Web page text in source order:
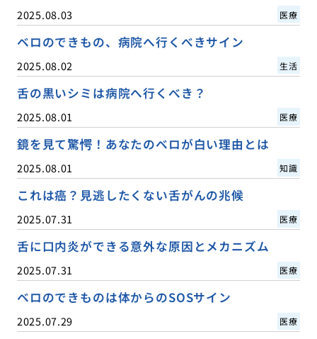
2025.08.03 医療
ベロのできもの、病院へ行くべきサイン
2025.08.02 生活
舌の黒いシミは病院へ行くべき？
2025.08.01 医療
鏡を見て驚愕！あなたのベロが白い理由とは
2025.08.01 知識
これは癌？見逃したくない舌がんの兆候
2025.07.31 医療
舌に口内炎ができる意外な原因とメカニズム
2025.07.31 医療
ベロのできものは体からのSOSサイン
2025.07.29 医療